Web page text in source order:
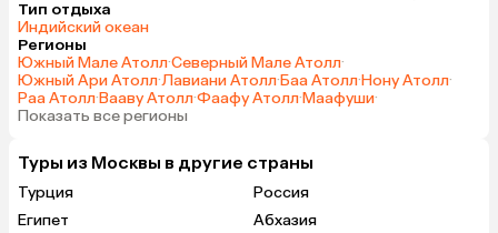
Тип отдыха
Индийский океан
Регионы
Южный Мале Атолл·Северный Мале Атолл·
Южный Ари Атолл·Лавиани Атолл·Баа Атолл·Нону Атолл·
Раа Атолл·Вааву Атолл·Фаафу Атолл·Маафуши·
Показать все регионы
Туры из Москвы в другие страны
Турция
Россия
Египет
Абхазия